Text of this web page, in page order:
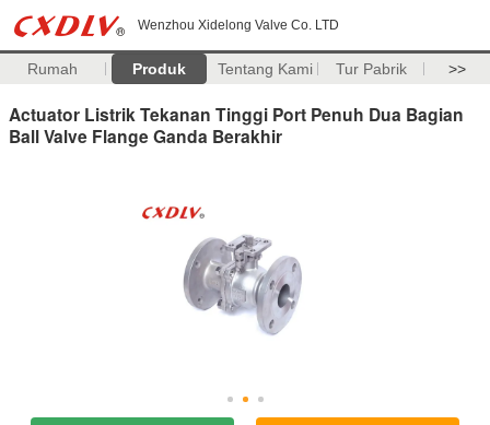
Wenzhou Xidelong Valve Co. LTD
Rumah Produk Tentang Kami Tur Pabrik >>
Actuator Listrik Tekanan Tinggi Port Penuh Dua Bagian
Ball Valve Flange Ganda Berakhir